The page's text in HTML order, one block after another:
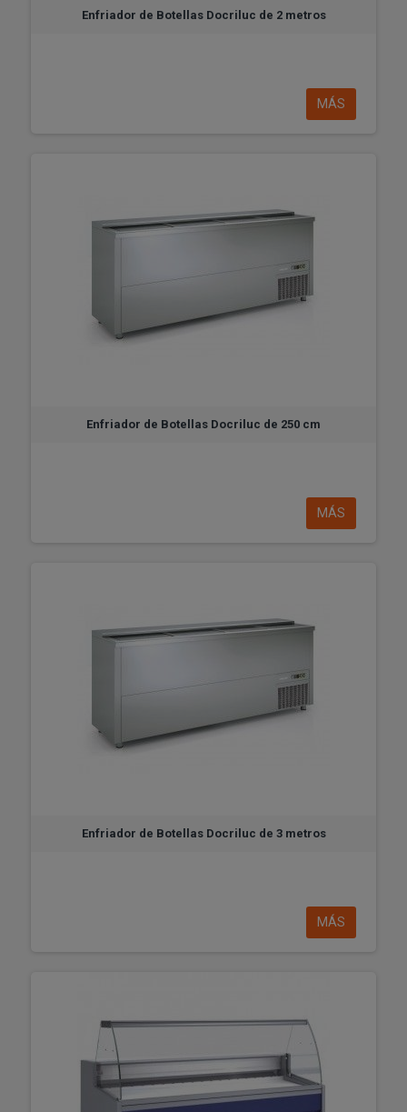
Enfriador de Botellas Docriluc de 2 metros
MÁS
Enfriador de Botellas Docriluc de 250 cm
MÁS
Enfriador de Botellas Docriluc de 3 metros
MÁS